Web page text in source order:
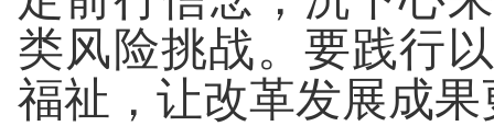
类风险挑战。要践行
福祉，让改革发展成